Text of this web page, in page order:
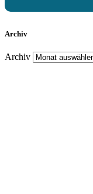
Archiv
Archiv